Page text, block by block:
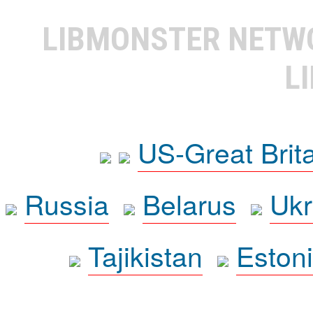
LIBMONSTER
US-Great
Russia
Belarus
Tajikistan